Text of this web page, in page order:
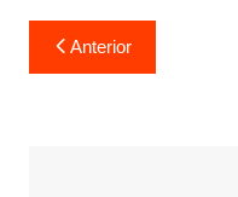
Navegação
de
Anterior